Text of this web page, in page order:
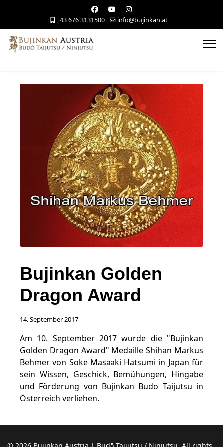
+43 676 3131500 info@bujinkan.at
Bujinkan Golden
Dragon Award
14. September 2017
Am 10. September 2017 wurde die "Bujinkan
Golden Dragon Award" Medaille Shihan Markus
Behmer von Soke Masaaki Hatsumi in Japan für
sein Wissen, Geschick, Bemühungen, Hingabe
und Förderung von Bujinkan Budo Taijutsu in
Österreich verliehen.